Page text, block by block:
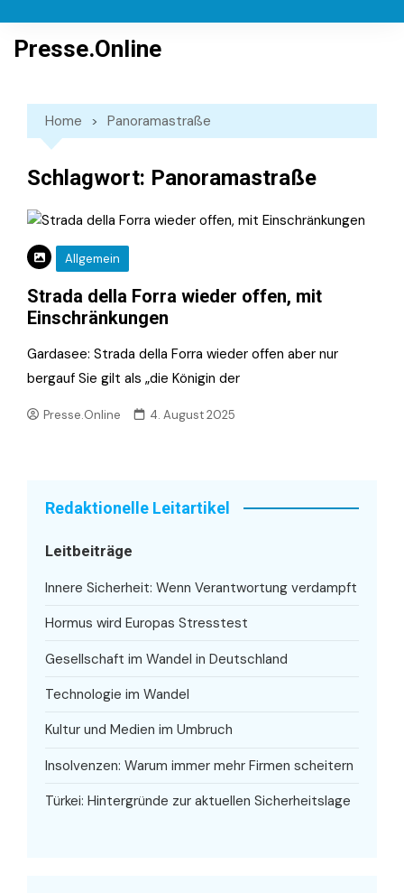
content
Presse.Online
Home Panoramastraße
Schlagwort: Panoramastraße
Allgemein
Strada della Forra wieder offen, mit
Einschränkungen
Gardasee: Strada della Forra wieder offen aber nur
bergauf Sie gilt als „die Königin der
Presse.Online 4. August 2025
Redaktionelle Leitartikel
Leitbeiträge
Innere Sicherheit: Wenn Verantwortung verdampft
Hormus wird Europas Stresstest
Gesellschaft im Wandel in Deutschland
Technologie im Wandel
Kultur und Medien im Umbruch
Insolvenzen: Warum immer mehr Firmen scheitern
Türkei: Hintergründe zur aktuellen Sicherheitslage